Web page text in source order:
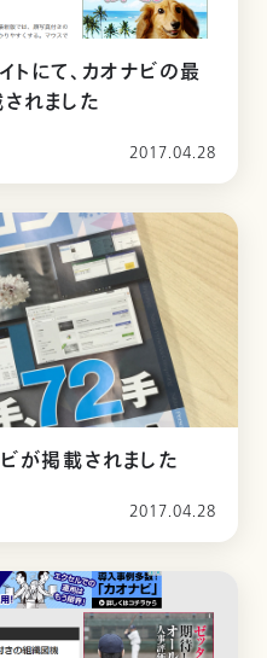
にて、カオナビの最
れました
2017.04.28
が掲載されました
2017.04.28